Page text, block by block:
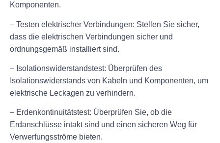
Komponenten.
– Testen elektrischer Verbindungen: Stellen Sie sicher,
dass die elektrischen Verbindungen sicher und
ordnungsgemäß installiert sind.
– Isolationswiderstandstest: Überprüfen des
Isolationswiderstands von Kabeln und Komponenten, um
elektrische Leckagen zu verhindern.
– Erdenkontinuitätstest: Überprüfen Sie, ob die
Erdanschlüsse intakt sind und einen sicheren Weg für
Verwerfungsströme bieten.